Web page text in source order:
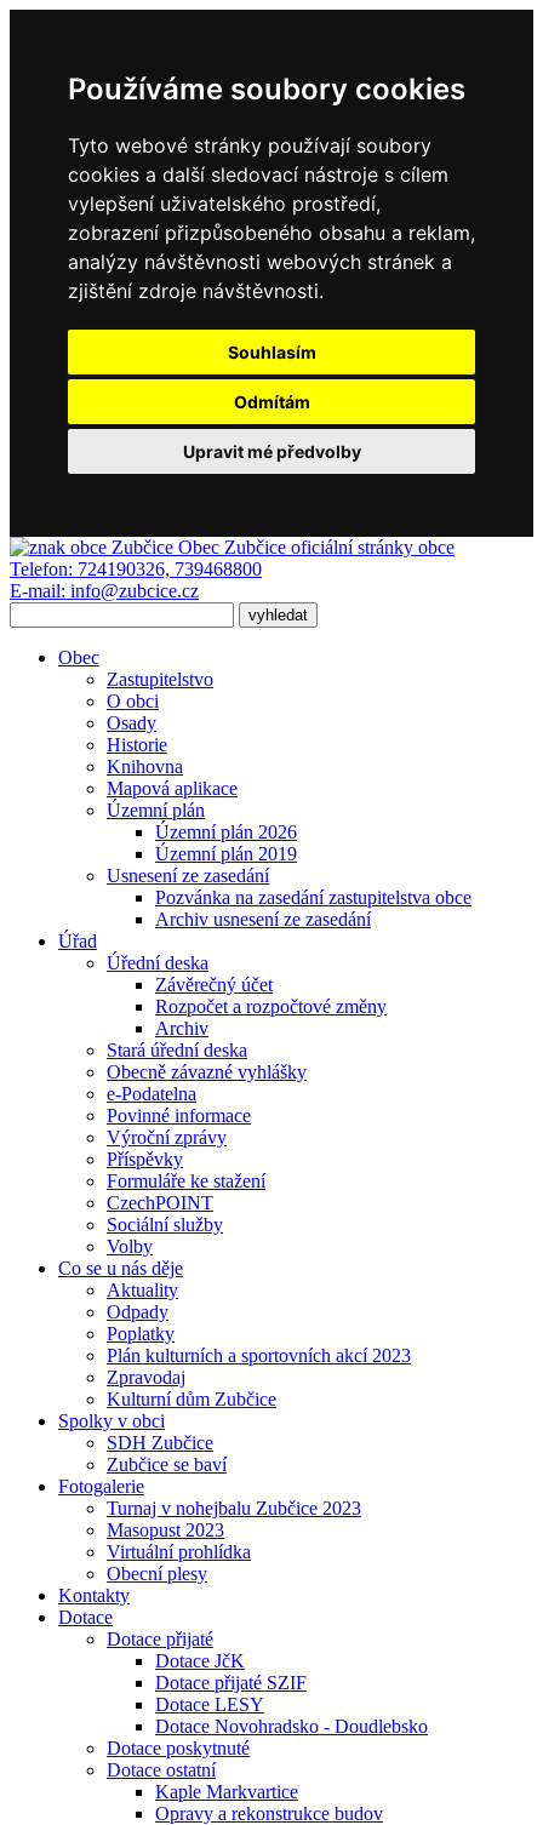
Používáme soubory cookies
Tyto webové stránky používají soubory
cookies a další sledovací nástroje s cílem
vylepšení uživatelského prostředí,
zobrazení přizpůsobeného obsahu a reklam,
analýzy návštěvnosti webových stránek a
zjištění zdroje návštěvnosti.
Souhlasím
Odmítám
Upravit mé předvolby
Obec Zubčice oficiální stránky obce
Telefon: 724190326, 739468800
E-mail: info@zubcice.cz
Obec
Zastupitelstvo
O obci
Osady
Historie
Knihovna
Mapová aplikace
Územní plán
Územní plán 2026
Územní plán 2019
Usnesení ze zasedání
Pozvánka na zasedání zastupitelstva obce
Archiv usnesení ze zasedání
Úřad
Úřední deska
Závěrečný účet
Rozpočet a rozpočtové změny
Archiv
Stará úřední deska
Obecně závazné vyhlášky
e-Podatelna
Povinné informace
Výroční zprávy
Příspěvky
Formuláře ke stažení
CzechPOINT
Sociální služby
Volby
Co se u nás děje
Aktuality
Odpady
Poplatky
Plán kulturních a sportovních akcí 2023
Zpravodaj
Kulturní dům Zubčice
Spolky v obci
SDH Zubčice
Zubčice se baví
Fotogalerie
Turnaj v nohejbalu Zubčice 2023
Masopust 2023
Virtuální prohlídka
Obecní plesy
Kontakty
Dotace
Dotace přijaté
Dotace JčK
Dotace přijaté SZIF
Dotace LESY
Dotace Novohradsko - Doudlebsko
Dotace poskytnuté
Dotace ostatní
Kaple Markvartice
Opravy a rekonstrukce budov